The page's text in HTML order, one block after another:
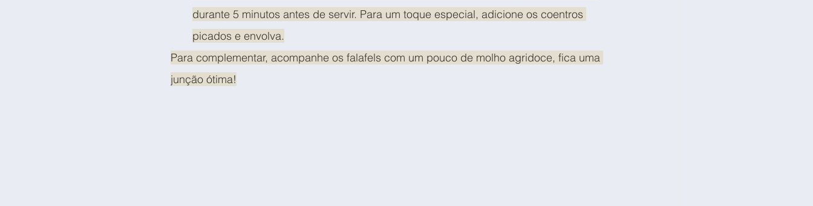
durante 5 minutos antes de servir. Para um toque especial, adicione os coentros
picados e envolva.
Para complementar, acompanhe os falafels com um pouco de molho agridoce, fica uma
junção ótima!